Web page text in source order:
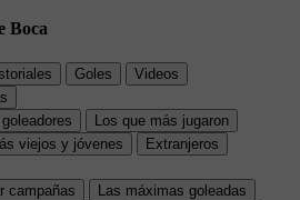
Boca
Goles
Videos
Los que más jugaron
viejos y jóvenes
Extranjeros
campañas
Las máximas goleadas